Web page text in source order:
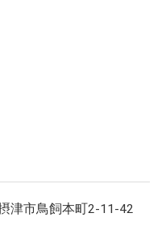
津市鳥飼本町2-11-42